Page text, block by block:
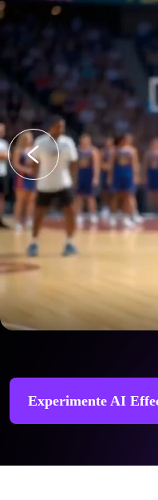
Experimente AI